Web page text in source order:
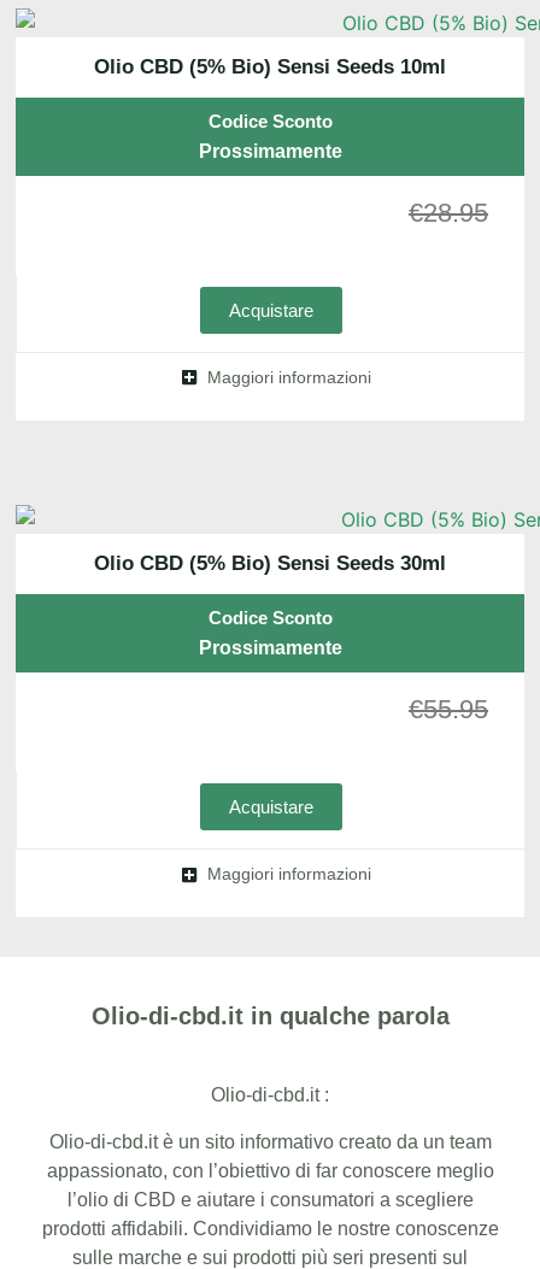
Olio CBD (5% Bio) Sensi Seeds 10ml
Codice Sconto
Prossimamente
€28.95
Acquistare
Maggiori informazioni
Olio CBD (5% Bio) Sensi Seeds 30ml
Codice Sconto
Prossimamente
€55.95
Acquistare
Maggiori informazioni
Olio-di-cbd.it in qualche parola
Olio-di-cbd.it :
Olio-di-cbd.it è un sito informativo creato da un team
appassionato, con l’obiettivo di far conoscere meglio
l’olio di CBD e aiutare i consumatori a scegliere
prodotti affidabili. Condividiamo le nostre conoscenze
sulle marche e sui prodotti più seri presenti sul